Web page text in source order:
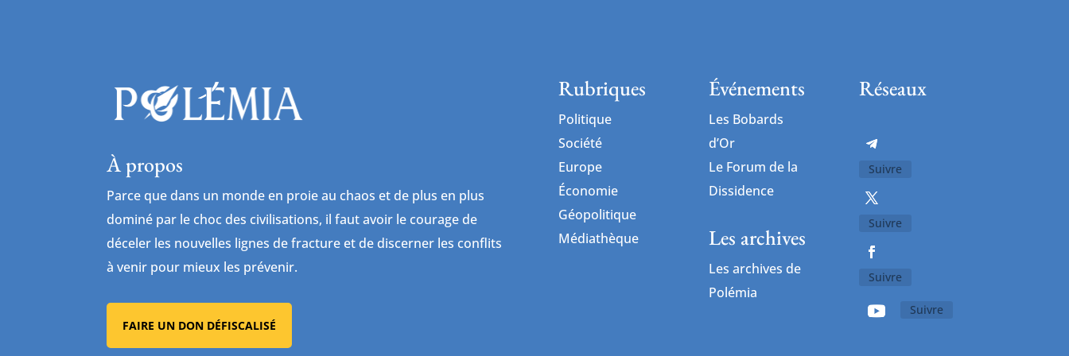
À propos
Parce que dans un monde en proie au chaos et de plus en plus
dominé par le choc des civilisations, il faut avoir le courage de
déceler les nouvelles lignes de fracture et de discerner les conflits
à venir pour mieux les prévenir.
FAIRE UN DON DÉFISCALISÉ
Rubriques
Politique
Société
Europe
Économie
Géopolitique
Médiathèque
Événements
Les Bobards
d’Or
Le Forum de la
Dissidence
Les archives
Les archives de
Polémia
Réseaux
Suivre
Suivre
Suivre
Suivre